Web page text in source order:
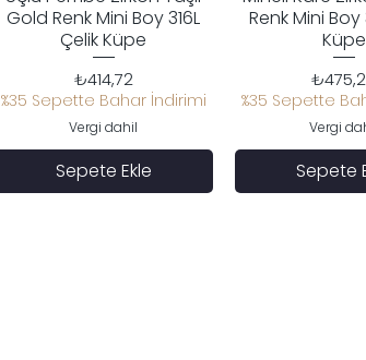
Gold Renk Mini Boy 316L
Çelik Küpe
Fiyat
₺414,72
%35 Sepette Bahar İndirimi
Vergi dahil
Sepete Ekle
Renk Mini Boy
Küpe
Fiyat
%35 Sepette
Vergi
Sepete